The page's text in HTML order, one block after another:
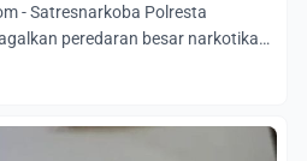
- Satresnarkoba Polresta
peredaran besar narkotika